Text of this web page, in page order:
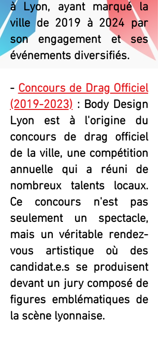
à Lyon, ayant marqué la
ville de 2019 à 2024 par
son engagement et ses
événements diversifiés.
- Concours de Drag Officiel
(2019-2023) : Body Design
Lyon est à l'origine du
concours de drag officiel
de la ville, une compétition
annuelle qui a réuni de
nombreux talents locaux.
Ce concours n'est pas
seulement un spectacle,
mais un véritable rendez-
vous artistique où des
candidat.e.s se produisent
devant un jury composé de
figures emblématiques de
la scène lyonnaise.